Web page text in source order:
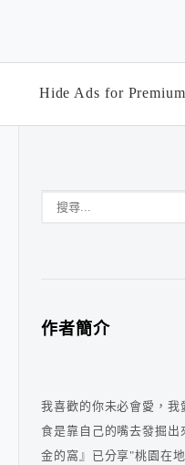
Hide Ads for
作者簡介
我喜歡的你未必會愛，我
食是靠自己的嘴去發掘
金的窩』已分享"桃園在